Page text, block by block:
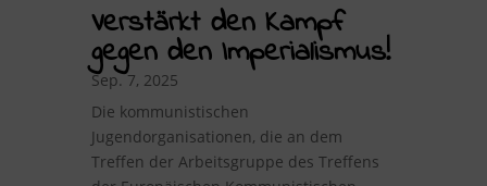
Verstärkt den Kampf
gegen den Imperialismus!
Sep. 7, 2025
Die kommunistischen
Jugendorganisationen, die an dem
Treffen der Arbeitsgruppe des Treffens